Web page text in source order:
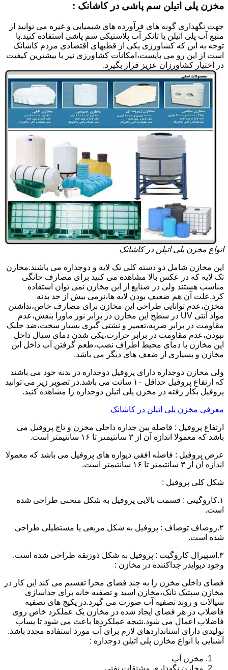
مخزن پلی اتیلن سم پاشی در کاشانک :
جهت نگهداری گونه های فرآورده های شیمیایی و غیره می توانید از
منبع آب پلی اتیلن یا تانکر آب پلاستیکی سم پاشی استفاده کنید.با
توجه به این که کشاورزی یکی از قطبهای اقتصادی مردم کاشانک
است از این رو می بایست،امکانات کشاورزی نیز با بیشترین کیفیت
در اختیار کشاورزان عزیز قرار بگیرد.
انواع مخزن پلی اتیلن در کاشانک
این مخازن شامل دو دسته کلی تک لایه و دوجداره می باشند.مخازن
تک لایه که در عکس بالا مشاهده می کنید برای مصارف خانگی
مناسب هستند ولی در صنایع از این مخازن نمی توان استفاده
کرد.علت آن هم ضعیف بودن لایه ها،نرمی بیش از حد بدنه
مخزن،عدم توانایی طراحی این مخازن برای مصارف خاص،نداشتن
مواد آنتی UV در سطح این مخازن در برابر نور ماورا بنفش،عدم
مقاومت در برابر ضربه،تعمیر و نشتی گیری بسیار سخت،ضد جلبک
نبودن،عدم مقاومت در برابر حرارت،یکی شدن دمای سیال داخل
این مخازن با دمای محیط اطراف نصب،طعم گرفتن آب داخل این
مخازن و بسیاری از ضعف های دیگر می باشد.
ولی مخازن دوجداره دارای پروفیل دوجداره در بدنه خود می باشند
که ارتفاع پروفیل حداقل ۱۰ سانت می باشد.در تصویر زیر می توانید
پروفیل بکار رفته در مخزن پلی اتیلن دوجداره را مشاهده کنید.
معرفی مخزن پلی اتیلن در کاشانک
ارتفاع پروفیل : فاصله بین جداره داخلی مخزن و تاج پروفیل می
باشد که معمولا اندازه آن از ۳ سانتیمتر تا ۱۶ سانتیمتر است.
عرض پروفیل : فاصله افقی دیواره های پروفیل می باشد که معمولا
اندازه آن از ۳ سانتیمتر تا ۱۶ سانتیمتر است.
شکل کلی پروفیل :
۱.کاروگیتی : قسمت بالایی پروفیل به شکل منحنی طراحی شده
است.
۲.روصاف توصاف : پروفیل به شکل مربعی یا مستطیلی طراحی
شده است.
۳.اسپیرال کاروگیت : پروفیل به شکل ذوزنقه طراحی شده است.
وجود دیوایدر جداکننده در مخازن :
فضای داخلی مخزن را به چند فضای مجزا تقسیم می کند این کار در
مخازن سپتیک تانک،مخازن اسید و تصفیه خانه برای جداسازی
سیالات و روند تصفیه آب صورت می گیرد.در پکیج های تصفیه
فاضلاب در هر فضای ایجاد شده در مخازن یک عملکرد خاص روی
فاضلاب اعمال می شود.نتیجه عملکردها باعث می شود تا پساب
تولیدی دارای استانداردهای لازم برای آب مورد استفاده مجدد باشد.
آشنایی با انواع مخازن پلی اتیلن دوجداره :
مخزن آب
مخازن نگهداری مشتقات نفتی